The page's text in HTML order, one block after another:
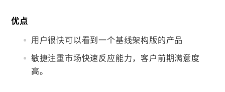
优点
用户很快可以看到一个基线架构版的产品
敏捷注重市场快速反应能力，客户前期满意度
高。